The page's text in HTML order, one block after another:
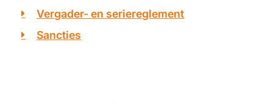
Vergader- en seriereglement
Sancties